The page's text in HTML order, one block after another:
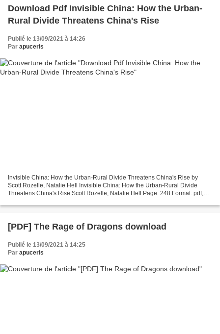
Download Pdf Invisible China: How the Urban-
Rural Divide Threatens China's Rise
Publié le 13/09/2021 à 14:26
Par apuceris
Invisible China: How the Urban-Rural Divide Threatens China's Rise by
Scott Rozelle, Natalie Hell Invisible China: How the Urban-Rural Divide
Threatens China's Rise Scott Rozelle, Natalie Hell Page: 248 Format: pdf,
[PDF] The Rage of Dragons download
Publié le 13/09/2021 à 14:25
Par apuceris